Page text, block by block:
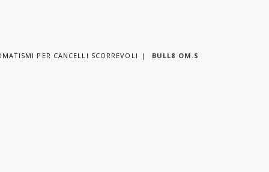
PER CANCELLI SCORREVOLI BULL8 OM.S